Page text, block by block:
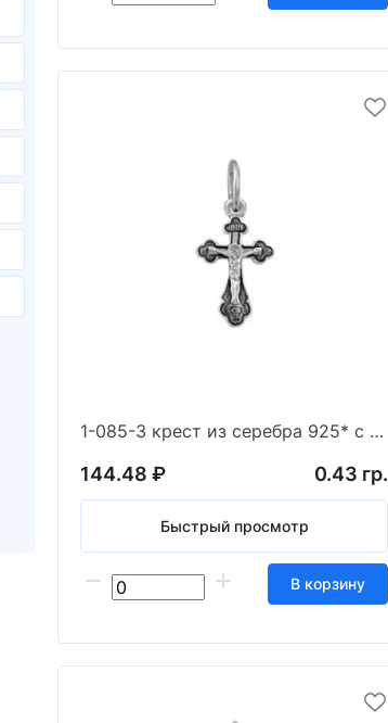
1-085-3 крест из серебра 925* с частичным чернен
144.48 ₽ 0.43 гр.
Быстрый просмотр
В корзину